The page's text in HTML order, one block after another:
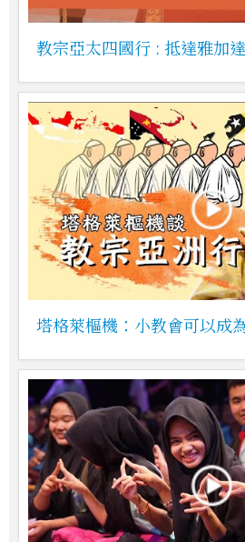
教宗亞太四國行 : 抵達雅加達
塔格萊樞機：小教會可以成